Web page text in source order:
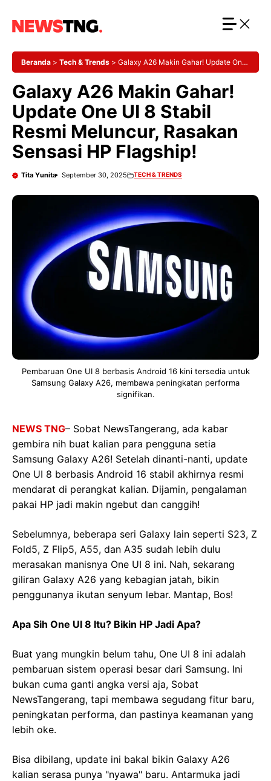
Beranda > Tech & Trends > Galaxy A26 Makin Gahar! Update One
Galaxy A26 Makin Gahar!
Update One UI 8 Stabil
Resmi Meluncur, Rasakan
Sensasi HP Flagship!
Tita Yunita September 30, 2025 TECH & TRENDS
Pembaruan One UI 8 berbasis Android 16 kini tersedia untuk
Samsung Galaxy A26, membawa peningkatan performa
signifikan.
NEWS TNG– Sobat NewsTangerang, ada kabar
gembira nih buat kalian para pengguna setia
Samsung Galaxy A26! Setelah dinanti-nanti, update
One UI 8 berbasis Android 16 stabil akhirnya resmi
mendarat di perangkat kalian. Dijamin, pengalaman
pakai HP jadi makin ngebut dan canggih!
Sebelumnya, beberapa seri Galaxy lain seperti S23, Z
Fold5, Z Flip5, A55, dan A35 sudah lebih dulu
merasakan manisnya One UI 8 ini. Nah, sekarang
giliran Galaxy A26 yang kebagian jatah, bikin
penggunanya ikutan senyum lebar. Mantap, Bos!
Apa Sih One UI 8 Itu? Bikin HP Jadi Apa?
Buat yang mungkin belum tahu, One UI 8 ini adalah
pembaruan sistem operasi besar dari Samsung. Ini
bukan cuma ganti angka versi aja, Sobat
NewsTangerang, tapi membawa segudang fitur baru,
peningkatan performa, dan pastinya keamanan yang
lebih oke.
Bisa dibilang, update ini bakal bikin Galaxy A26
kalian serasa punya "nyawa" baru. Antarmuka jadi